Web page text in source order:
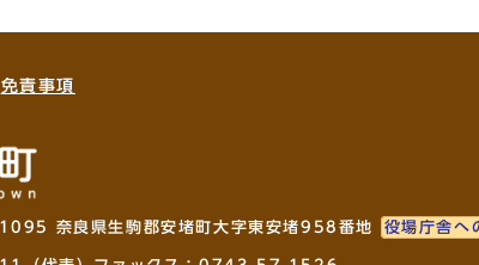
免責事項
奈良県生駒郡安堵町大字東安堵958番地 役場庁舎へ